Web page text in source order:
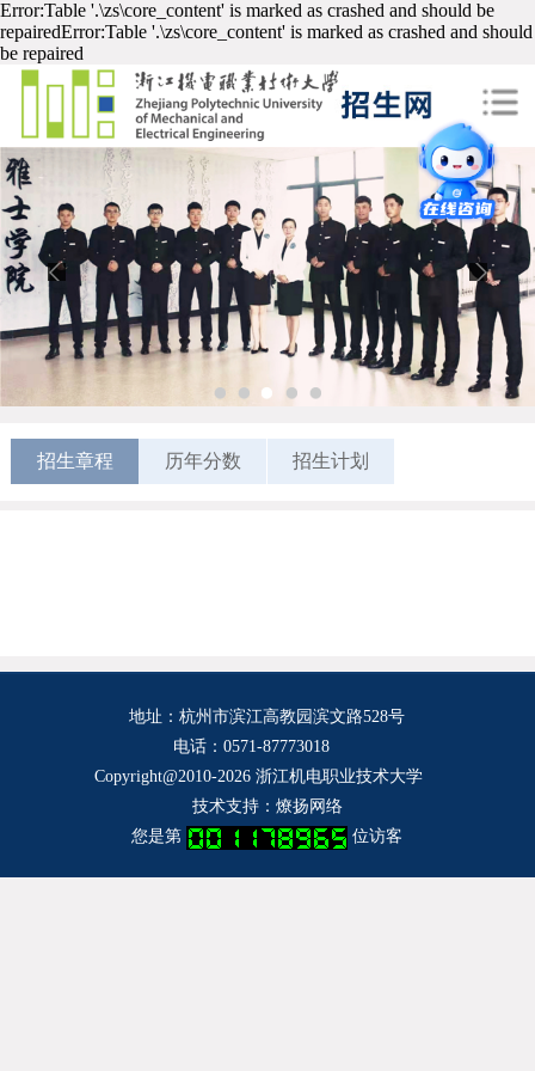
Error:Table '.\zs\core_content' is marked as crashed and should be
repairedError:Table '.\zs\core_content' is marked as crashed and should
be repaired
1 2
招生章程 历年分数 招生计划
地址：杭州市滨江高教园滨文路528号
电话：0571-87773018
Copyright@2010-2026 浙江机电职业技术大学
技术支持： 燎扬网络
您是第
位访客